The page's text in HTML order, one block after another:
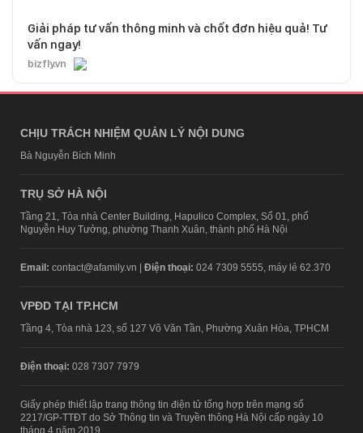
Giải pháp tư vấn thông minh và chốt đơn hiệu quả! Tư
vấn ngay!
bizfly.vn
CHỊU TRÁCH NHIỆM QUẢN LÝ NỘI DUNG
Bà Nguyễn Bích Minh
TRỤ SỞ HÀ NỘI
Tầng 21, Tòa nhà Center Building, Hapulico Complex, Số 01, phố
Nguyễn Huy Tưởng, phường Thanh Xuân, thành phố Hà Nội
Email: contact@afamily.vn | Điện thoại: 024 7309 5555, máy lẻ 62.370
VPĐD TẠI TP.HCM
Tầng 4, Tòa nhà 123, số 127 Võ Văn Tần, Phường Xuân Hòa, TPHCM
Điện thoại: 028 7307 7979
Giấy phép thiết lập trang thông tin điện tử tổng hợp trên mạng số
2217/GP-TTĐT do Sở Thông tin và Truyền thông Hà Nội cấp ngày 10